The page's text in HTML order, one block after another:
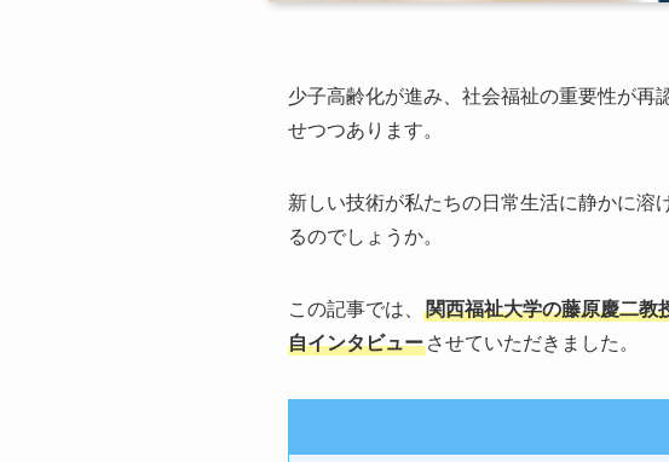
少子高齢化が進み、社会福祉の重要性が再
せつつあります。
新しい技術が私たちの日常生活に静かに溶
るのでしょうか。
この記事では、
関西福祉大学の藤原慶二教
自インタビュー させていただきました。